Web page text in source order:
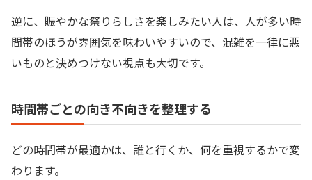
逆に、賑やかな祭りらしさを楽しみたい人は、人が多い時
間帯のほうが雰囲気を味わいやすいので、混雑を一律に悪
いものと決めつけない視点も大切です。
時間帯ごとの向き不向きを整理する
どの時間帯が最適かは、誰と行くか、何を重視するかで変
わります。